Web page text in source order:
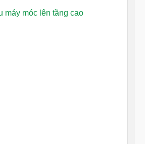
máy móc lên tầng cao